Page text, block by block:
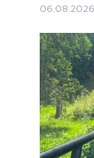
06.08.2026